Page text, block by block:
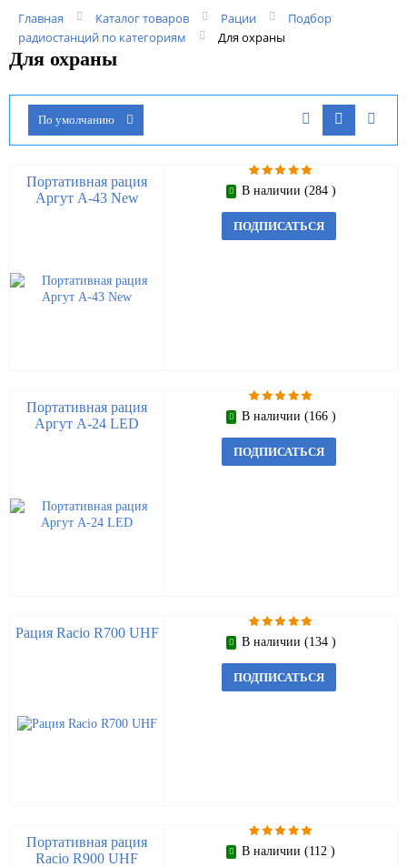
Главная Каталог товаров Рации
Подбор
радиостанций по категориям
Для охраны
Для охраны
По умолчанию
Портативная рация
Аргут А-43 New
В наличии (284 )
ПОДПИСАТЬСЯ
Портативная рация
Аргут А-24 LED
В наличии (166 )
ПОДПИСАТЬСЯ
Рация Racio R700 UHF
В наличии (134 )
ПОДПИСАТЬСЯ
Портативная рация
Racio R900 UHF
В наличии (112 )